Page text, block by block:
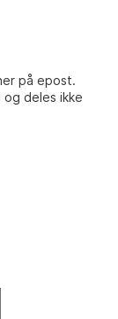
på epost.
deles ikke